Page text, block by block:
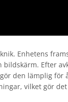
Enhetens
Efter
den lämplig
vilket gör